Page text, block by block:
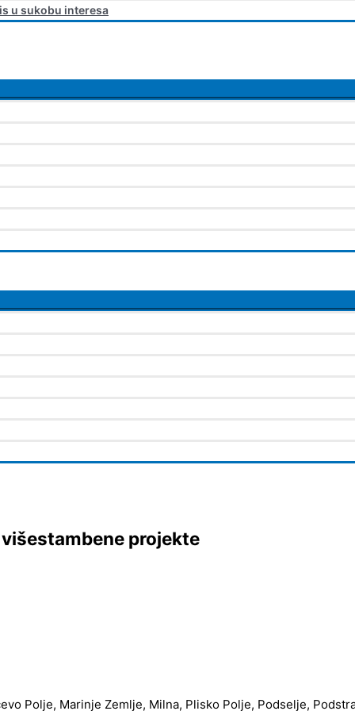
u sukobu interesa
projekte
Polje, Marinje Zemlje, Milna, Plisko Polje, Podselje,